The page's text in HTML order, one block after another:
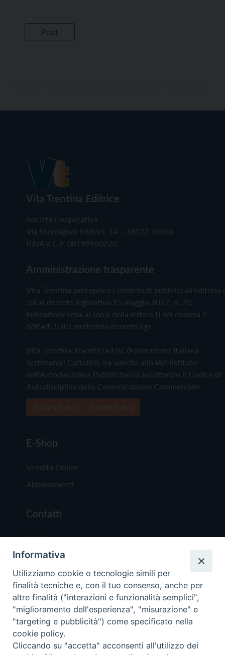
Vita Trentina Editrice
Società Cooperativa
Via Monsignor Endrici, 14 – 38122 Trento
P.IVA e C.F. 00199960220
Amministrazione trasparente
Vita Trentina percepisce i contributi pubblici all'editoria
cui al decreto legislativo 15 maggio 2017, n. 70.
Indicazione resa ai sensi della lettera f) del comma 2
dell'art. 5 del medesimo decreto Lgs.
Vita Trentina, tramite la Fisc (Federazione Italiana
Settimanali Cattolici), ha aderito allo IAP (Istituto
dell'Autodisciplina Pubblicitaria) accettando il Codice di
Autodisciplina della Comunicazione Commerciale
E-Shop
Vendita Online
Abbonamenti
Contatti
Chi Siamo
Redazione
Scrivici
Copyright © 2019 - Tutti i diritti riservati - Vita
Trentina Editrice
Informativa
Utilizziamo cookie o tecnologie simili per
finalità tecniche e, con il tuo consenso, anche per
altre finalità ("interazioni e funzionalità semplici",
"miglioramento dell'esperienza", "misurazione" e
"targeting e pubblicità") come specificato nella
cookie policy.
Cliccando su "accetta" acconsenti all'utilizzo dei